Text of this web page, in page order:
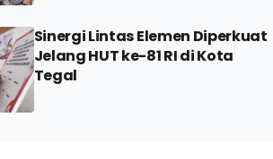
Sinergi Lintas Elemen Diperkuat
Jelang HUT ke-81 RI di Kota
Tegal